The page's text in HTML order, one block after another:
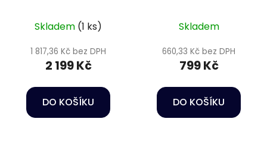
BioPlus Thermo 200
Skladem (1 ks)
1 817,36 Kč bez DPH
2 199 Kč
DO KOŠÍKU
Skladem
660,33 Kč bez DPH
799 Kč
DO KOŠÍKU